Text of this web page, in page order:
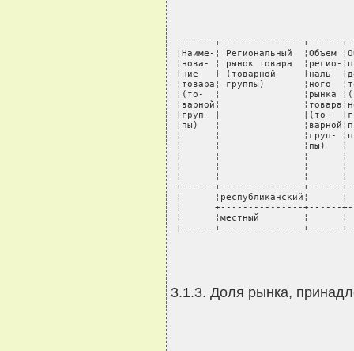
-------+---------------+------
¦Наиме-¦ Региональный
¦нова- ¦ рынок товара  ¦регио-
¦ние   ¦ (товарной     ¦наль-
¦товара¦ группы)       ¦ного
¦(то-  ¦               ¦рынка
¦варной¦
¦груп- ¦               ¦(то-
¦пы)   ¦
¦      ¦               ¦груп-
¦      ¦               ¦пы)   ¦
¦      ¦               ¦      ¦
¦      ¦               ¦      ¦
¦      ¦               ¦
+------+---------------+------
¦
¦      +---------------+------
¦      ¦местный        ¦
¦------+---------------+------
3.1.3. Доля рынка,